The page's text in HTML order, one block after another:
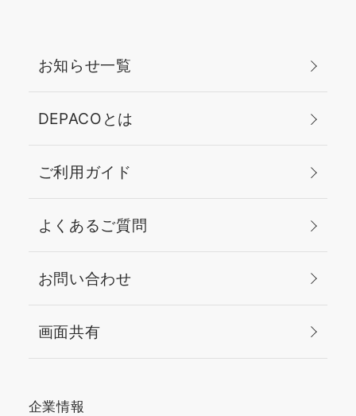
お知らせ一覧
DEPACOとは
ご利用ガイド
よくあるご質問
お問い合わせ
画面共有
企業情報